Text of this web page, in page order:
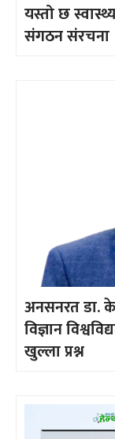
यस्तो छ
संगठन संरचना
अनसनरत डा.
विज्ञान
खुल्ला प्रश्न